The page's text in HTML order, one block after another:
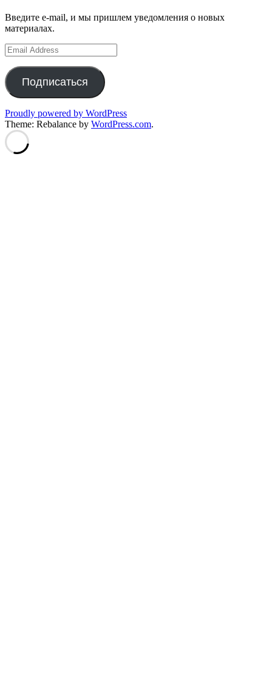
Введите e-mail, и мы пришлем уведомления о новых
материалах.
Email
Address
Подписаться
Proudly powered by WordPress
Theme: Rebalance by WordPress.com.